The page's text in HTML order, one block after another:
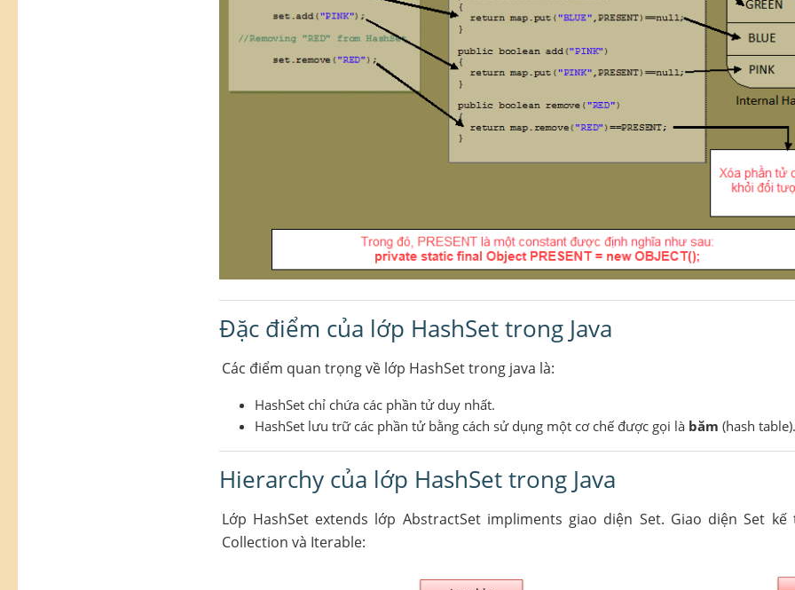
Đặc điểm của lớp HashSet trong Java
Các điểm quan trọng về lớp HashSet trong java là:
HashSet chỉ chứa các phần tử duy nhất.
HashSet lưu trữ các phần tử bằng cách sử dụng một cơ chế được gọi là băm (hash table).
Hierarchy của lớp HashSet trong Java
Lớp HashSet extends lớp AbstractSet impliments giao diện Set. Giao diện Set
Collection và Iterable: